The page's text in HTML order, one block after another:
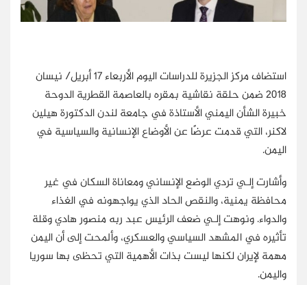
استضاف مركز الجزيرة للدراسات اليوم الأربعاء 17 أبريل/ نيسان
2018 ضمن حلقة نقاشية بمقره بالعاصمة القطرية الدوحة
خبيرة الشأن اليمني الأستاذة في جامعة لندن الدكتورة هيلين
لاكنر، التي قدمت عرضًا عن الأوضاع الإنسانية والسياسية في
اليمن.
وأشارت إلـي تردي الوضع الإنساني ومعاناة السكان في غير
محافظة يمنية، والنقص الحاد الذي يواجهونه في الغذاء
والدواء. ونوهت إلـي ضعف الرئيس عبد ربه منصور هادي وقلة
تأثيره في المشهد السياسي والعسكري، وألمحت إلى أن اليمن
مهمة لإيران لكنها ليست بذات الأهمية التي تحظى بها سوريا
واليمن.